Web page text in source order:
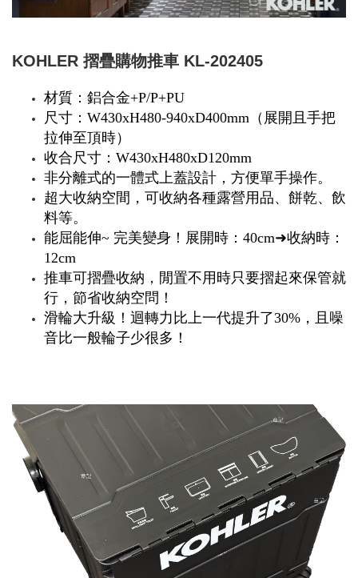
KOHLER 摺疊購物推車 KL-202405
材質 ： 鋁合金+P/P+PU
尺寸：W430xH480-940xD400mm（展開且手把
拉伸至頂時）
收合尺寸 ：W430xH480xD120mm
非分離式的一體式上蓋設計，方便單手操作。
超大收納空間，可收納各種露營用品、餅乾、飲
料等。
能屈能伸~ 完美變身！展開時：40cm➜收納時：
12cm
推車可摺疊收納，閒置不用時只要摺起來保管就
行，節省收納空問！
滑輪大升級！迴轉力比上一代提升了30%，且噪
音比一般輪子少很多！